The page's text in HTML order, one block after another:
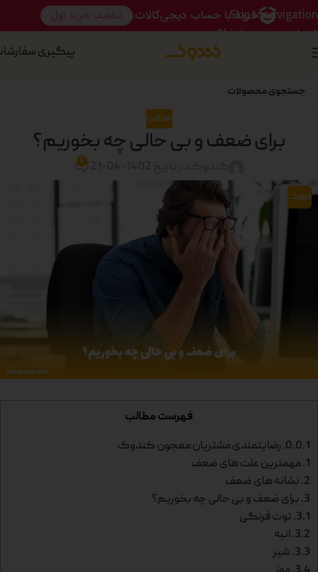
Skip to navigation
Skip to main content
پیگیری
مقالات
برای ضعف و بی حالی چه بخوریم؟
0
فهرست مطالب
0.0.1. رضایتمندی مشتریان معجون کندوک
1. مهمترین علت های ضعف
2. نشانه های ضعف
3. برای ضعف و بی حالی چه بخوریم؟
3.1. توت فرنگی
3.2. انبه
3.3. شیر